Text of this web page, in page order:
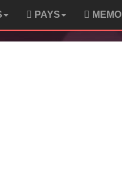
PAYS MEMO